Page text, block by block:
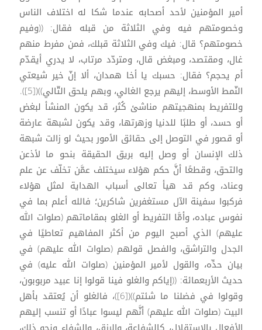
أمير المؤمنين لأحد أصحابه عندما شكا له اختلاف الناس
وخصومتهم فيه وفي الثلاثة من قبله فقال: ((وفيم
خصومتهم؟ قال: فيك وفي الثلاثة قبلك، فمن مفرط منهم
غال، ومقتصد، ومبغض قال، ومتردّد مرتاب، لا يدري أيقدّم
أم يحجم؟ فقال: حسبك يا أخا همدان، ألا إنّ خير شيعتي
النّمط الأوسط، إليهم يرجع الغالي، وبهم يلحق التّالي))([5]).
وللتفريط بمنهجيتهم مناشئ كُثر، قد يكون المنشأ لبغض
أو حسد، أو طلبًا للدنيا وزهرتها، وقد يكون لشبهة عارضة
أو قصور في التوصل إلى حقائق الأمور بحيث لو زالت شبهة
ذلك الإنسان أو وصل إليه بريق الحقيقة بنحو ما لأذعن
والتحق، وقطعًا أنَّ حكم هؤلاء سيختلف عمَّن تخلّف عن علم
وعناد، وكم قد هيأ تعالى أسباب الهداية لمثل هؤلاء
فركبوا سفينة الآل مستغفرين شاكرين؛ فالله أعلم بما في
نفوس عباده، وأمَّا التفريط أو الغلو بمقاماتهم (صلوات الله
عليهم) الذي أصبح اليوم من أكثر المفاهيم تعاطيًا في
الجدل والتراشق، والفصل قولهم (صلوات الله عليهم) في
بيان حدِّه، والقول لأمير المؤمنين (صلوات الله عليه) في
حديث الأربعمائة: ((إياكم والغلو فينا قولوا إنا عبيد مربوبون،
وقولوا في فضلنا ما شئتم))([6])، فالغلو أن يُعتقد بأهل
البيت (صلوات الله عليهم) أنَّهم ليسوا عبادًا أو تنسب إليهم